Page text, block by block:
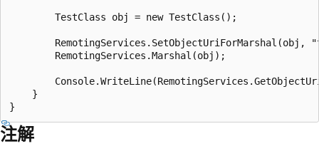
        TestClass obj = new TestClass();
RemotingServices.SetObjectUriForMarshal(obj,
        RemotingServices.Marshal(obj);
    }
注解